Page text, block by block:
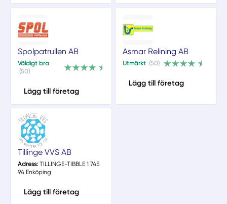
Spolpatrullen AB
Väldigt bra
(50)
Lägg till företag
Asmar Relining AB
Utmärkt (50)
Lägg till företag
Tillinge VVS AB
Adress:TILLINGE-TIBBLE 1 745
94 Enköping
Lägg till företag